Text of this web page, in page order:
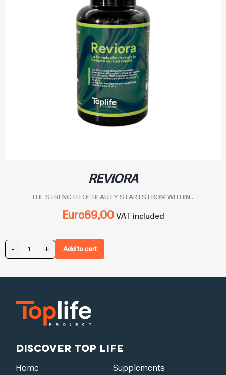
REVIORA
THE STRENGTH OF BEAUTY STARTS FROM WITHIN...
Euro69,00 VAT included
- + Add to cart
Discover Top Life
Home
Supplements